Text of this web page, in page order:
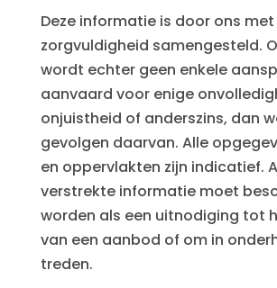
Deze informatie is door ons
zorgvuldigheid samengesteld.
wordt echter geen enkele
aanvaard voor enige
onjuistheid of anderszins, dan
gevolgen daarvan. Alle
en oppervlakten zijn indicatief.
verstrekte informatie moet
worden als een uitnodiging tot
van een aanbod of om in
treden.